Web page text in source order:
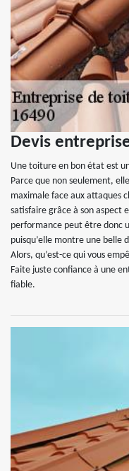
Devis
Une toiture en bon état est
Parce que non seulement,
maximale face aux attaques
satisfaire grâce à son
performance peut être donc
puisqu’elle montre une belle
Alors, qu’est-ce qui vous
Faite juste confiance à une
fiable.